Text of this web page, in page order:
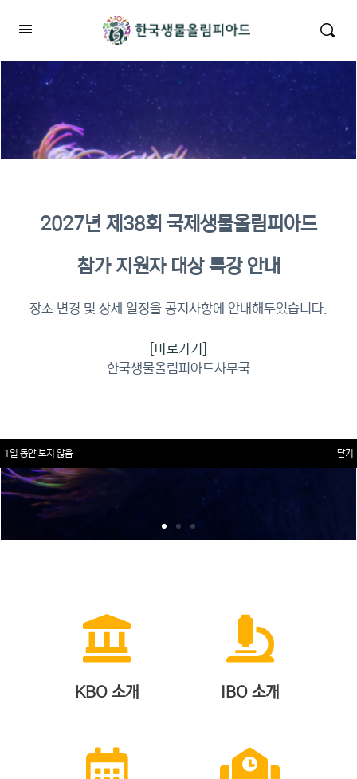
이수증명서 확인 바로가기
KBO 소개 IBO 소개
2027년 제38회 국제생물올림피아드
참가 지원자 대상 특강 안내
장소 변경 및 상세 일정을 공지사항에 안내해두었습니다.
[바로가기]
한국생물올림피아드사무국
1일 동안 보지 않음 닫기